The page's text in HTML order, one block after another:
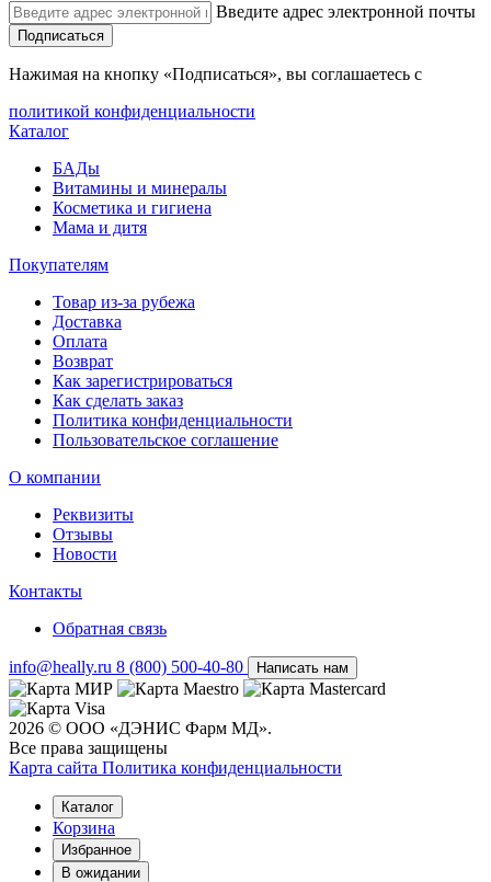
Введите адрес электронной почты
Подписаться
Нажимая на кнопку «Подписаться», вы соглашаетесь с
политикой конфиденциальности
Каталог
БАДы
Витамины и минералы
Косметика и гигиена
Мама и дитя
Покупателям
Товар из-за рубежа
Доставка
Оплата
Возврат
Как зарегистрироваться
Как сделать заказ
Политика конфиденциальности
Пользовательское соглашение
О компании
Реквизиты
Отзывы
Новости
Контакты
Обратная связь
info@heally.ru 8 (800) 500-40-80 Написать нам
2026 © ООО «ДЭНИС Фарм МД».
Все права защищены
Карта сайта Политика конфиден­циальности
Каталог
Корзина
Избранное
В ожидании